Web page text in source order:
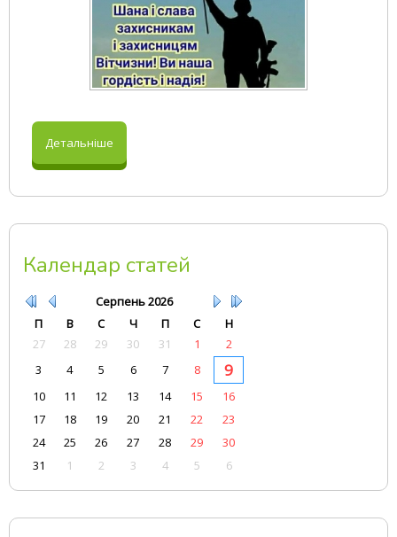
Детальніше
Календар статей
Серпень2026
П
В С Ч П С
Н
27
28 29 30 31 1
2
3
4 5 6 7 8 9
10 11 12 13 14 15
16
17
18 19 20 21 22
23
24
25 26 27 28 29
30
31
1 2 3 4 5 6